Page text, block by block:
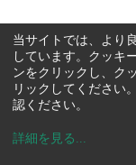
当サイトでは、より
しています。クッキ
ンをクリックし、ク
リックしてください
認ください。
詳細を見る ...